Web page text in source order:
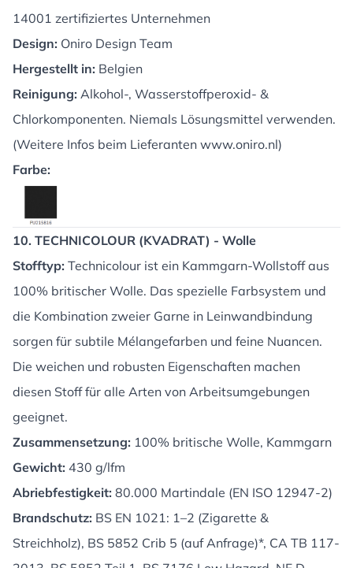
14001 zertifiziertes Unternehmen
Design: Oniro Design Team
Hergestellt in: Belgien
Reinigung: Alkohol-, Wasserstoffperoxid- &
Chlorkomponenten. Niemals Lösungsmittel verwenden.
(Weitere Infos beim Lieferanten www.oniro.nl)
Farbe:
10. TECHNICOLOUR (KVADRAT) - Wolle
Stofftyp: Technicolour ist ein Kammgarn-Wollstoff aus
100% britischer Wolle. Das spezielle Farbsystem und
die Kombination zweier Garne in Leinwandbindung
sorgen für subtile Mélangefarben und feine Nuancen.
Die weichen und robusten Eigenschaften machen
diesen Stoff für alle Arten von Arbeitsumgebungen
geeignet.
Zusammensetzung: 100% britische Wolle, Kammgarn
Gewicht: 430 g/lfm
Abriebfestigkeit: 80.000 Martindale (EN ISO 12947-2)
Brandschutz: BS EN 1021: 1–2 (Zigarette &
Streichholz), BS 5852 Crib 5 (auf Anfrage)*, CA TB 117-